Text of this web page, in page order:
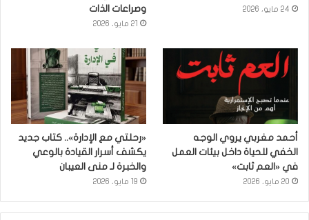
24 مايو، 2026
وصراعات الذات
21 مايو، 2026
أحمد مغربي يروي الوجه
الخفي للحياة داخل بيئات العمل
في «العم ثابت»
20 مايو، 2026
«رحلتي مع الإدارة».. كتاب جديد
يكشف أسرار القيادة بالوعي
والخبرة لـ منى العيبان
19 مايو، 2026